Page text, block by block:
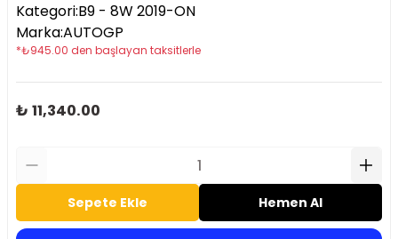
Kategori:B9 - 8W 2019-ON
Marka:AUTOGP
*₺945.00 den başlayan taksitlerle
₺ 11,340.00
Sepete Ekle Hemen Al